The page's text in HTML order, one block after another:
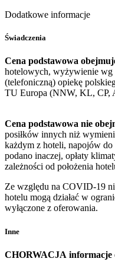
Dodatkowe informacje
Świadczenia
Cena podstawowa
hotelowych, wyżywienie wg
(telefoniczną) opiekę
TU Europa (NNW, KL, CP,
Cena podstawowa nie
posiłków innych niż
każdym z hoteli, napojów
podano inaczej, opłaty
zależności od położenia
Ze względu na COVID-19
hotelu mogą działać w
wyłączone z oferowania.
Inne
CHORWACJA informacje